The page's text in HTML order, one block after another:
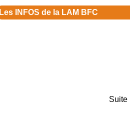
Les INFOS de la LAM BFC
Suite